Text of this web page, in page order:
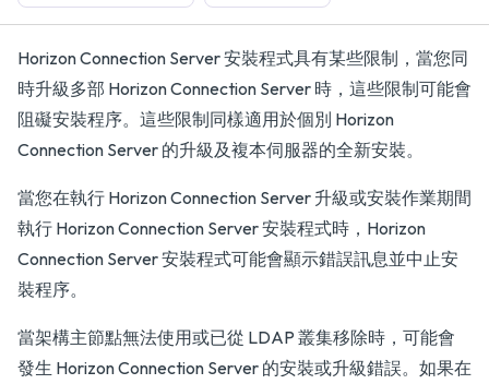
Horizon Connection Server 安裝程式具有某些限制，當您同
時升級多部 Horizon Connection Server 時，這些限制可能會
阻礙安裝程序。這些限制同樣適用於個別 Horizon
Connection Server 的升級及複本伺服器的全新安裝。
當您在執行 Horizon Connection Server 升級或安裝作業期間
執行 Horizon Connection Server 安裝程式時，Horizon
Connection Server 安裝程式可能會顯示錯誤訊息並中止安
裝程序。
當架構主節點無法使用或已從 LDAP 叢集移除時，可能會
發生 Horizon Connection Server 的安裝或升級錯誤。如果在